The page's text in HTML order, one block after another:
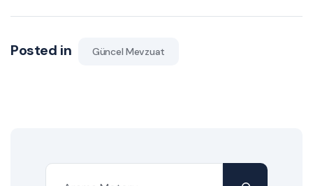
Posted in Güncel Mevzuat